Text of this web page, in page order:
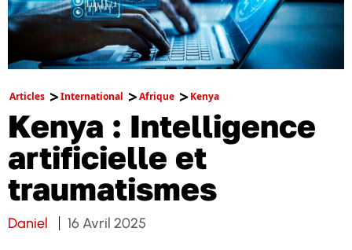
Articles International Afrique Kenya
Kenya : Intelligence
artificielle et
traumatismes
Daniel 16 Avril 2025